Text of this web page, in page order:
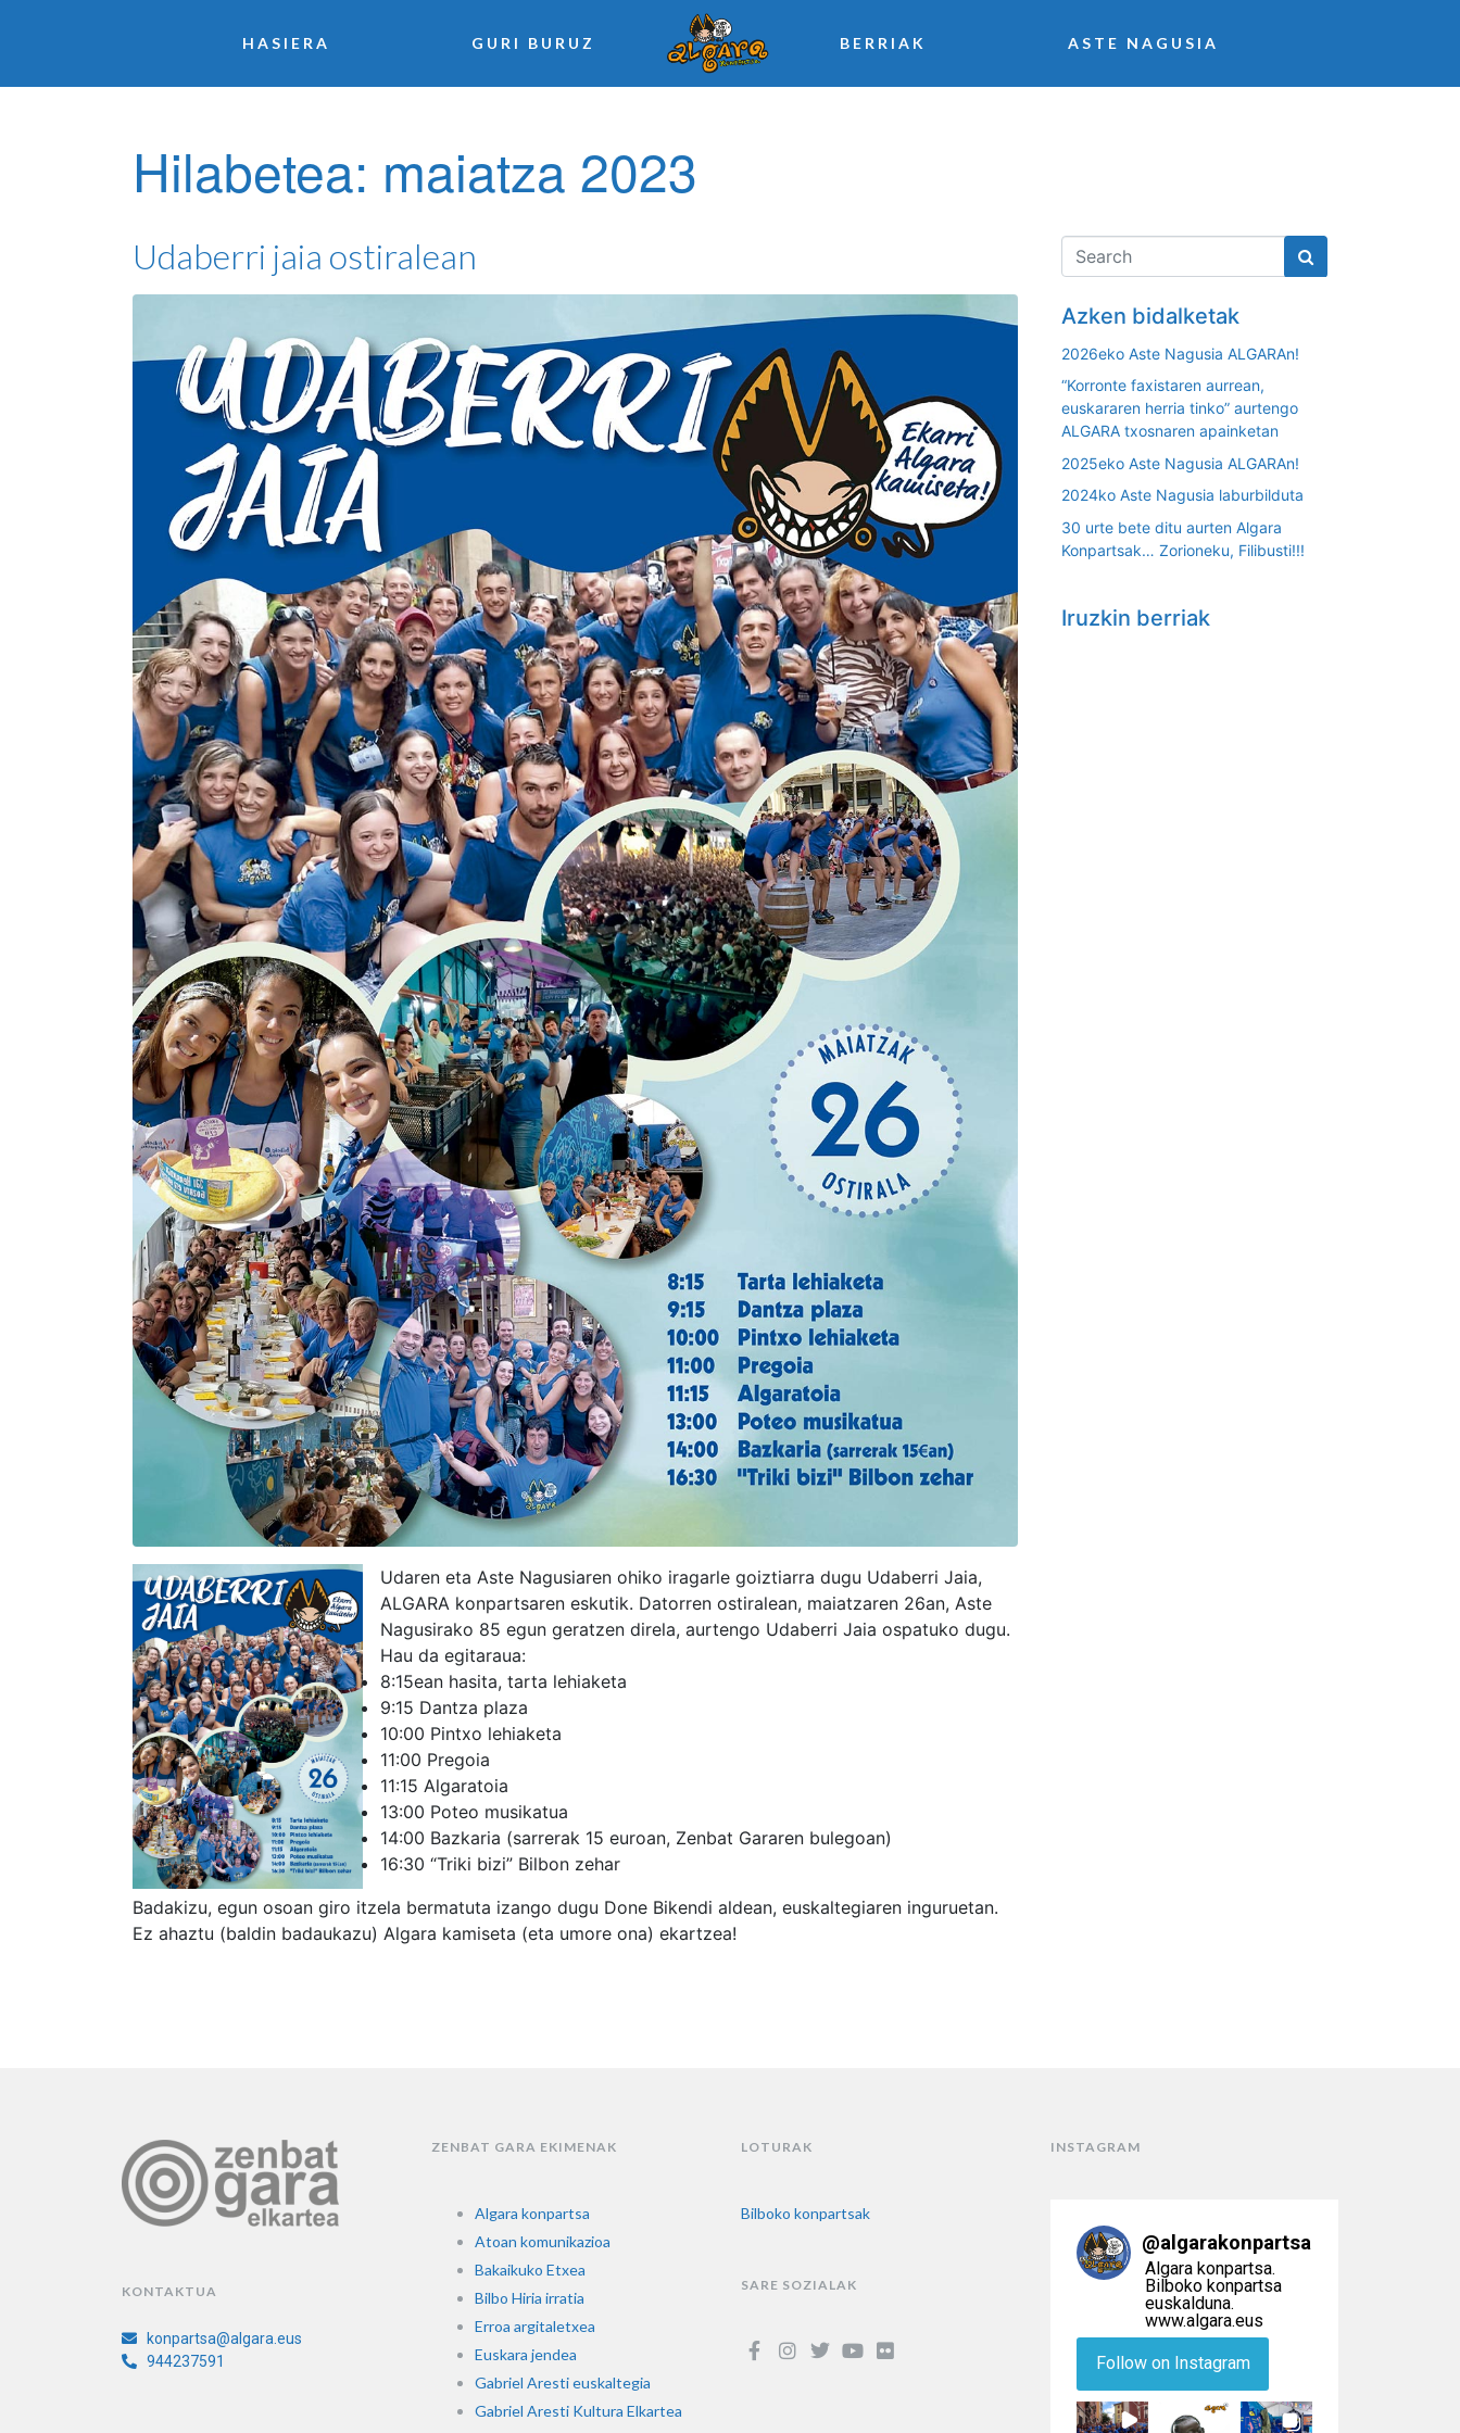
HASIERA GURI BURUZ BERRIAK ASTE NAGUSIA
Hilabetea: maiatza 2023
Udaberri jaia ostiralean
Udaren eta Aste Nagusiaren ohiko iragarle goiztiarra dugu Udaberri Jaia,
ALGARA konpartsaren eskutik. Datorren ostiralean, maiatzaren 26an, Aste
Nagusirako 85 egun geratzen direla, aurtengo Udaberri Jaia ospatuko dugu.
Hau da egitaraua:
8:15ean hasita, tarta lehiaketa
9:15 Dantza plaza
10:00 Pintxo lehiaketa
11:00 Pregoia
11:15 Algaratoia
13:00 Poteo musikatua
14:00 Bazkaria (sarrerak 15 euroan, Zenbat Gararen bulegoan)
16:30 “Triki bizi” Bilbon zehar
Badakizu, egun osoan giro itzela bermatuta izango dugu Done Bikendi aldean, euskaltegiaren inguruetan.
Ez ahaztu (baldin badaukazu) Algara kamiseta (eta umore ona) ekartzea!
Azken bidalketak
2026eko Aste Nagusia ALGARAn!
“Korronte faxistaren aurrean,
euskararen herria tinko” aurtengo
ALGARA txosnaren apainketan
2025eko Aste Nagusia ALGARAn!
2024ko Aste Nagusia laburbilduta
30 urte bete ditu aurten Algara
Konpartsak… Zorioneku, Filibusti!!!
Iruzkin berriak
KONTAKTUA
konpartsa@algara.eus
944237591
ZENBAT GARA EKIMENAK
Algara konpartsa
Atoan komunikazioa
Bakaikuko Etxea
Bilbo Hiria irratia
Erroa argitaletxea
Euskara jendea
Gabriel Aresti euskaltegia
Gabriel Aresti Kultura Elkartea
LOTURAK
Bilboko konpartsak
SARE SOZIALAK
INSTAGRAM
@algarakonpartsa
Algara konpartsa.
Bilboko konpartsa
euskalduna.
www.algara.eus
Follow on Instagram